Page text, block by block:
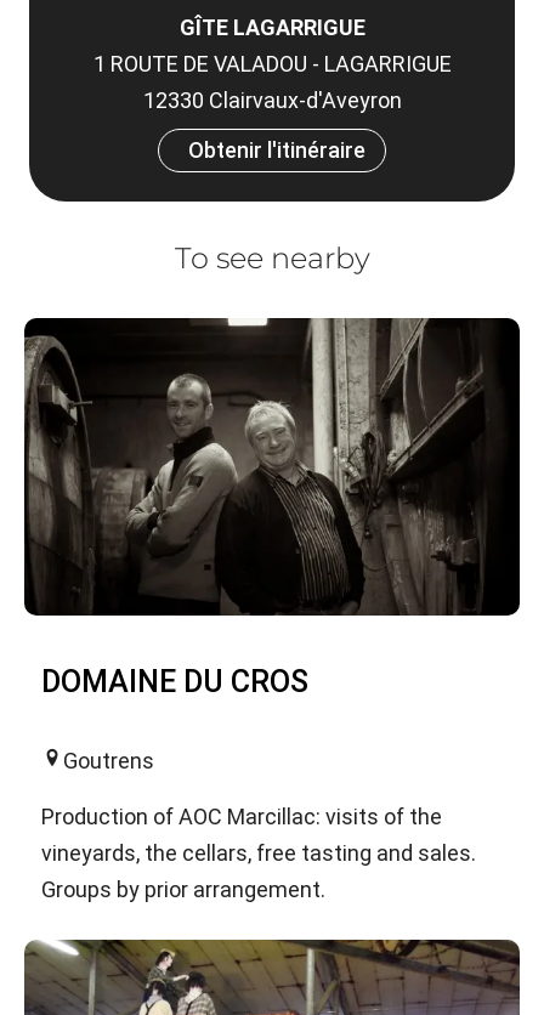
GÎTE LAGARRIGUE
1 ROUTE DE VALADOU - LAGARRIGUE
12330 Clairvaux-d'Aveyron
Obtenir l'itinéraire
To see nearby
DOMAINE DU CROS
Goutrens
Production of AOC Marcillac: visits of the
vineyards, the cellars, free tasting and sales.
Groups by prior arrangement.